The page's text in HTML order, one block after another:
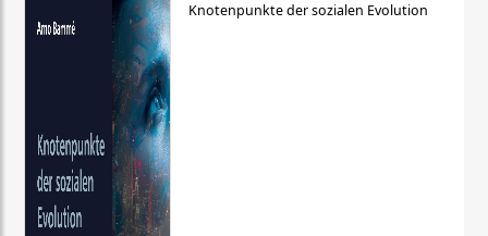
Knotenpunkte der sozialen Evolution